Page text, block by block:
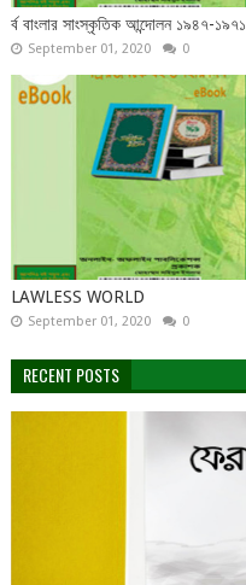
র্ব বাংলার সাংস্কৃতিক আন্দোলন ১৯৪৭-১৯৭১
September 01, 2020 0
LAWLESS WORLD
September 01, 2020 0
RECENT POSTS